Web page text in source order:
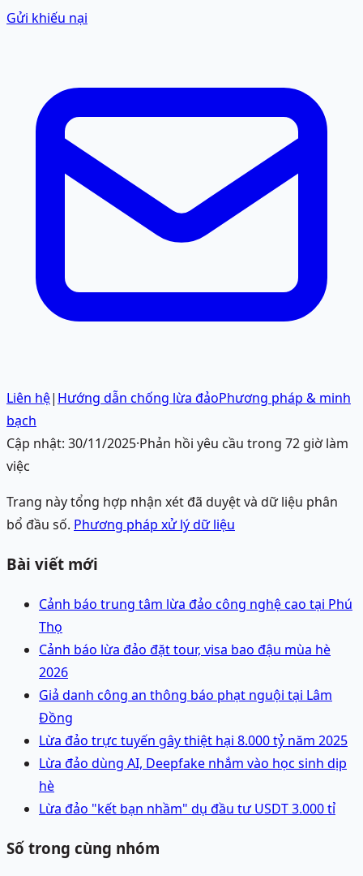
Gửi khiếu nại
Liên hệ| Hướng dẫn chống lừa đảoPhương pháp & minh
bạch
Cập nhật: 30/11/2025·Phản hồi yêu cầu trong 72 giờ làm
việc
Trang này tổng hợp nhận xét đã duyệt và dữ liệu phân
bổ đầu số. Phương pháp xử lý dữ liệu
Bài viết mới
Cảnh báo trung tâm lừa đảo công nghệ cao tại Phú
Thọ
Cảnh báo lừa đảo đặt tour, visa bao đậu mùa hè
2026
Giả danh công an thông báo phạt nguội tại Lâm
Đồng
Lừa đảo trực tuyến gây thiệt hại 8.000 tỷ năm 2025
Lừa đảo dùng AI, Deepfake nhắm vào học sinh dịp
hè
Lừa đảo "kết bạn nhầm" dụ đầu tư USDT 3.000 tỉ
Số trong cùng nhóm